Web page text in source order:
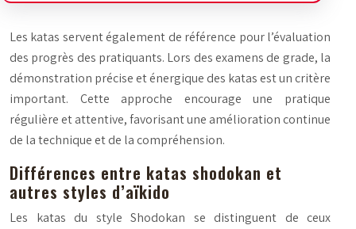
Les katas servent également de référence pour l’évaluation
des progrès des pratiquants. Lors des examens de grade, la
démonstration précise et énergique des katas est un critère
important. Cette approche encourage une pratique
régulière et attentive, favorisant une amélioration continue
de la technique et de la compréhension.
Différences entre katas shodokan et
autres styles d’aïkido
Les katas du style Shodokan se distinguent de ceux